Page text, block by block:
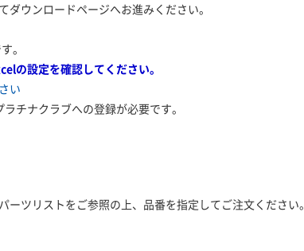
ロードページへお進みください。
。
の設定を確認してください。
い
チナクラブへの登録が必要です。
ーツリストをご参照の上、品番を指定してご注文ください。